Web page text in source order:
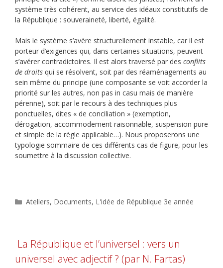
système très cohérent, au service des idéaux constitutifs de
la République : souveraineté, liberté, égalité.
Mais le système s’avère structurellement instable, car il est
porteur d’exigences qui, dans certaines situations, peuvent
s’avérer contradictoires. Il est alors traversé par des conflits
de droits qui se résolvent, soit par des réaménagements au
sein même du principe (une composante se voit accorder la
priorité sur les autres, non pas in casu mais de manière
pérenne), soit par le recours à des techniques plus
ponctuelles, dites « de conciliation » (exemption,
dérogation, accommodement raisonnable, suspension pure
et simple de la règle applicable…). Nous proposerons une
typologie sommaire de ces différents cas de figure, pour les
soumettre à la discussion collective.
Catégories
Ateliers, Documents, L'idée de République 3e année
La République et l’universel : vers un
universel avec adjectif ? (par N. Fartas)